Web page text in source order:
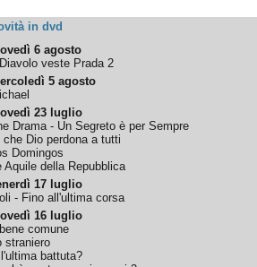
in dvd
6 agosto
Diavolo veste Prada 2
5 agosto
23 luglio
Drama - Un Segreto è per Sempre
che Dio perdona a tutti
Domingos
Aquile della Repubblica
17 luglio
- Fino all'ultima corsa
16 luglio
bene comune
straniero
battuta?